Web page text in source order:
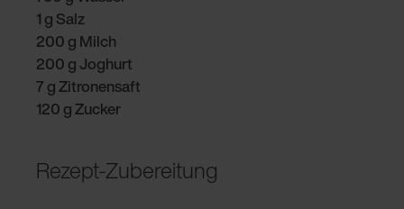
1 g Salz
200 g Milch
200 g Joghurt
7 g Zitronensaft
120 g Zucker
Rezept-Zubereitung